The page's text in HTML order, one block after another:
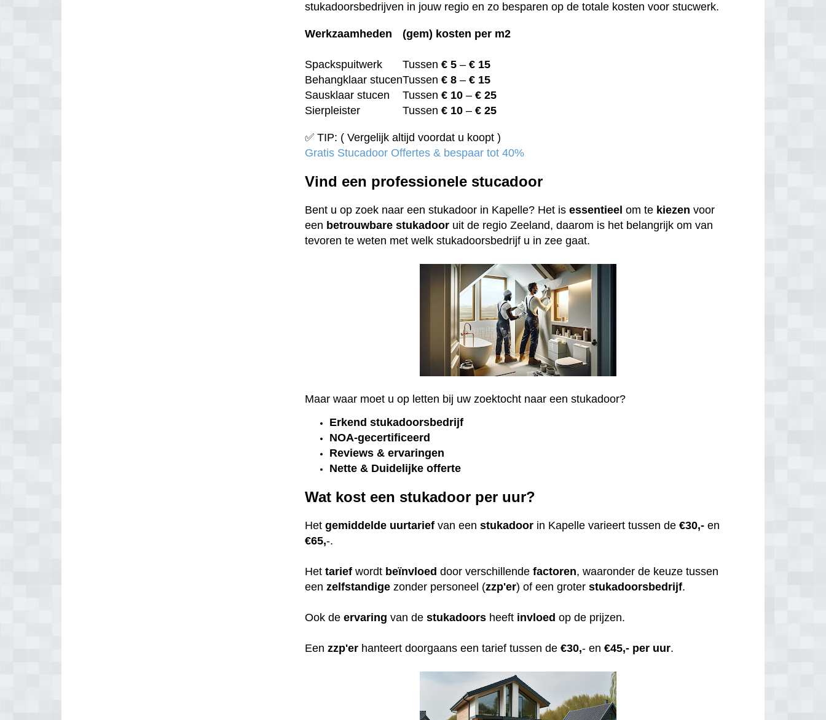
stukadoorsbedrijven in jouw regio en zo besparen op de totale kosten voor stucwerk.
Werkzaamheden (gem) kosten per m2
Spackspuitwerk Tussen€ 5 –€ 15
Behangklaar stucenTussen€ 8 –€ 15
Sausklaar stucen
Tussen€ 10 –€ 25
Sierpleister
Tussen€ 10 –€ 25
✅ TIP: ( Vergelijk altijd voordat u koopt )
Gratis Stucadoor Offertes & bespaar tot 40%
Vind een professionele stucadoor
Bent u op zoek naar een stukadoor in Kapelle? Het isessentieel om te kiezen voor
een betrouwbare stukadoor uit de regio Zeeland, daarom is het belangrijk om van
tevoren te weten met welk stukadoorsbedrijf u in zee gaat.
Maar waar moet u op letten bij uw zoektocht naar een stukadoor?
Erkend stukadoorsbedrijf
NOA-gecertificeerd
Reviews & ervaringen
Nette & Duidelijke offerte
Wat kost een stukadoor per uur?
Hetgemiddelde uurtarief van eenstukadoor in Kapelle varieert tussen de€30,- en
€65,-.
Hettarief wordt beïnvloed door verschillendefactoren, waaronder de keuze tussen
eenzelfstandige zonder personeel (zzp'er) of een groterstukadoorsbedrijf.
Ook deervaring van destukadoors heeft invloed op de prijzen.
Eenzzp'er hanteert doorgaans een tarief tussen de€30,- en€45,- per uur.